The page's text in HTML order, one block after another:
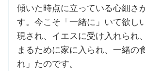
傾いた時点に立っている心細さ
す。今こそ「一緒に」いて欲し
現され、イエスに受け入れられ
まるために家に入られ、一緒の
れ」たのです。